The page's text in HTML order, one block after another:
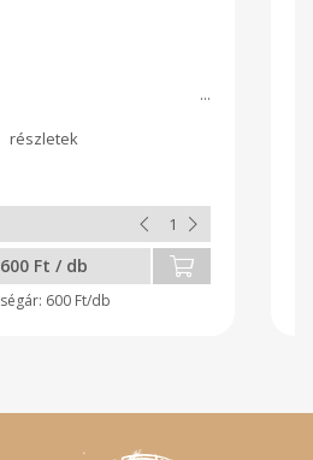
600 Ft / db
600 Ft/db